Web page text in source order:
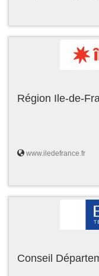
Région Ile-de-
www.iledefrance.fr
Conseil